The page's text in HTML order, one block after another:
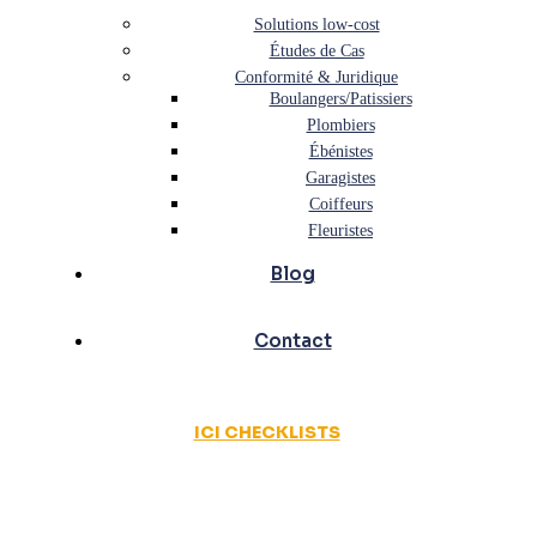
Solutions low-cost
Études de Cas
Conformité & Juridique
Boulangers/Patissiers
Plombiers
Ébénistes
Garagistes
Coiffeurs
Fleuristes
Blog
Contact
ICI CHECKLISTS